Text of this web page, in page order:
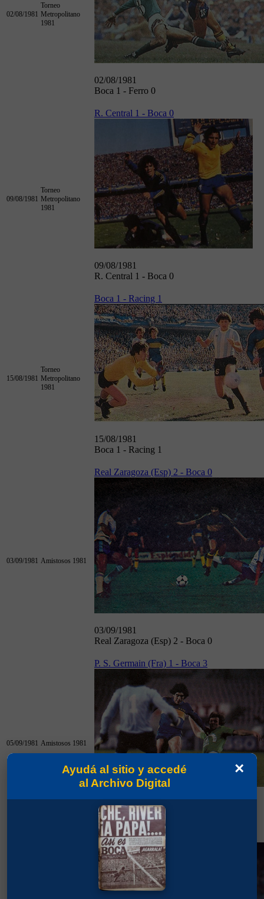
02/08/1981
Torneo
Metropolitano
1981
02/08/1981
Boca 1 - Ferro 0
09/08/1981
Torneo
Metropolitano
1981
R. Central 1 - Boca 0
09/08/1981
R. Central 1 - Boca 0
15/08/1981
Torneo
Metropolitano
1981
Boca 1 - Racing 1
15/08/1981
Boca 1 - Racing 1
03/09/1981 Amistosos 1981
Real Zaragoza (Esp) 2 - Boca 0
03/09/1981
Real Zaragoza (Esp) 2 - Boca 0
05/09/1981 Amistosos 1981
P. S. Germain (Fra) 1 - Boca 3
05/09/1981
P. S. Germain (Fra) 1 - Boca 3
Flamengo (Bra) 2 - Boca 0
×
Ayudá al sitio y accedé
al Archivo Digital